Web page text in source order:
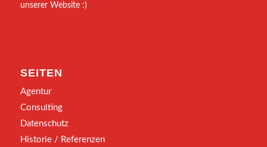
unserer Website :)
SEITEN
Agentur
Consulting
Datenschutz
Historie / Referenzen